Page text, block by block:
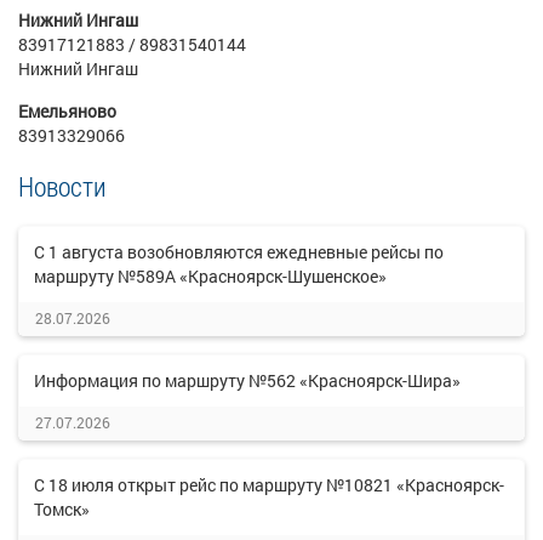
Нижний Ингаш
83917121883 / 89831540144
Нижний Ингаш
Емельяново
83913329066
Новости
С 1 августа возобновляются ежедневные рейсы по
маршруту №589А «Красноярск-Шушенское»
28.07.2026
Информация по маршруту №562 «Красноярск-Шира»
27.07.2026
С 18 июля открыт рейс по маршруту №10821 «Красноярск-
Томск»